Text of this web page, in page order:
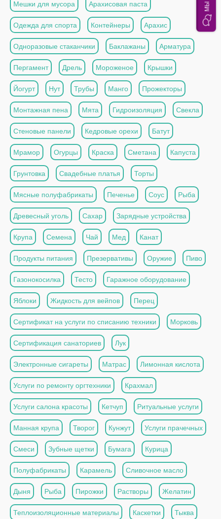
Мешки для мусора Арахисовая паста
Одежда для спорта Контейнеры Арахис
Одноразовые стаканчики Баклажаны Арматура
Пергамент Дрель Мороженое Крышки
Йогурт Нут Трубы Манго Прожекторы
Монтажная пена Мята Гидроизоляция Свекла
Стеновые панели Кедровые орехи Батут
Мрамор Огурцы Краска Сметана Капуста
Грунтовка Свадебные платья Торты
Мясные полуфабрикаты Печенье Соус Рыба
Древесный уголь Сахар Зарядные устройства
Крупа Семена Чай Мед Канат
Продукты питания Презервативы Оружие Пиво
Газонокосилка Тесто Гаражное оборудование
Яблоки Жидкость для вейпов Перец
Сертификат на услуги по списанию техники Морковь
Сертификация санаториев Лук
Электронные сигареты Матрас Лимонная кислота
Услуги по ремонту оргтехники Крахмал
Услуги салона красоты Кетчуп Ритуальные услуги
Манная крупа Творог Кунжут Услуги прачечных
Смеси Зубные щетки Бумага Курица
Полуфабрикаты Карамель Сливочное масло
Дыня Рыба Пирожки Растворы Желатин
Теплоизоляционные материалы Каскетки Тыква